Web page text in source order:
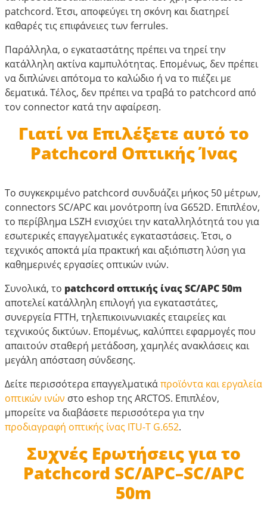
patchcord. Έτσι, αποφεύγει τη σκόνη και διατηρεί
καθαρές τις επιφάνειες των ferrules.
Παράλληλα, ο εγκαταστάτης πρέπει να τηρεί την
κατάλληλη ακτίνα καμπυλότητας. Επομένως, δεν πρέπει
να διπλώνει απότομα το καλώδιο ή να το πιέζει με
δεματικά. Τέλος, δεν πρέπει να τραβά το patchcord από
τον connector κατά την αφαίρεση.
Γιατί να Επιλέξετε αυτό το
Patchcord Οπτικής Ίνας
Το συγκεκριμένο patchcord συνδυάζει μήκος 50 μέτρων,
connectors SC/APC και μονότροπη ίνα G652D. Επιπλέον,
το περίβλημα LSZH ενισχύει την καταλληλότητά του για
εσωτερικές επαγγελματικές εγκαταστάσεις. Έτσι, ο
τεχνικός αποκτά μία πρακτική και αξιόπιστη λύση για
καθημερινές εργασίες οπτικών ινών.
Συνολικά, το patchcord οπτικής ίνας SC/APC 50m
αποτελεί κατάλληλη επιλογή για εγκαταστάτες,
συνεργεία FTTH, τηλεπικοινωνιακές εταιρείες και
τεχνικούς δικτύων. Επομένως, καλύπτει εφαρμογές που
απαιτούν σταθερή μετάδοση, χαμηλές ανακλάσεις και
μεγάλη απόσταση σύνδεσης.
Δείτε περισσότερα επαγγελματικάπροϊόντα και εργαλεία
οπτικών ινών στο eshop της ARCTOS. Επιπλέον,
μπορείτε να διαβάσετε περισσότερα για την
προδιαγραφή οπτικής ίνας ITU-T G.652.
Συχνές Ερωτήσεις για το
Patchcord SC/APC–SC/APC
50m